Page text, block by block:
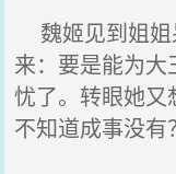
魏姬见到姐姐
来：要是能为
忧了。转眼她
不知道成事没有？